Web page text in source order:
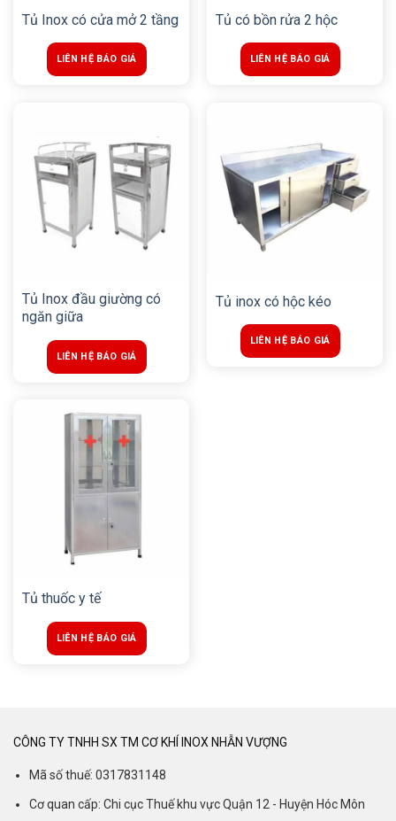
Tủ Inox có cửa mở 2 tầng
LIÊN HỆ BÁO GIÁ
Tủ có bồn rửa 2 hộc
LIÊN HỆ BÁO GIÁ
Tủ Inox đầu giường có
ngăn giữa
LIÊN HỆ BÁO GIÁ
Tủ inox có hộc kéo
LIÊN HỆ BÁO GIÁ
Tủ thuốc y tế
LIÊN HỆ BÁO GIÁ
CÔNG TY TNHH SX TM CƠ KHÍ INOX NHẪN VƯỢNG
Mã số thuế: 0317831148
Cơ quan cấp: Chi cục Thuế khu vực Quận 12 - Huyện Hóc Môn